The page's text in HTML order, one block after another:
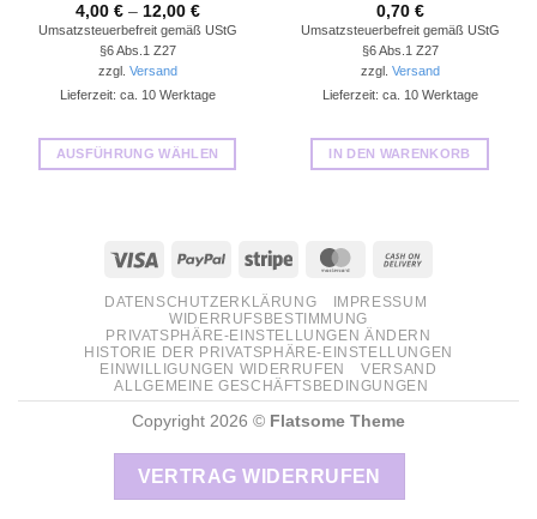
4,00 €– 12,00 €
Umsatzsteuerbefreit gemäß UStG
§6 Abs.1 Z27
zzgl. Versand
Lieferzeit: ca. 10 Werktage
AUSFÜHRUNG WÄHLEN
mehrere
auf.
Die
Optionen
können
der
Produktseite
gewählt
0,70 €
Umsatzsteuerbefreit gemäß UStG
§6 Abs.1 Z27
zzgl. Versand
Lieferzeit: ca. 10 Werktage
IN DEN WARENKORB
Visa PayPal Stripe MasterCard
DATENSCHUTZERKLÄRUNG
IMPRESSUM
WIDERRUFSBESTIMMUNG
PRIVATSPHÄRE-EINSTELLUNGEN ÄNDERN
HISTORIE DER PRIVATSPHÄRE-EINSTELLUNGEN
EINWILLIGUNGEN WIDERRUFEN
VERSAND
ALLGEMEINE GESCHÄFTSBEDINGUNGEN
Copyright 2026 © Flatsome Theme
VERTRAG WIDERRUFEN